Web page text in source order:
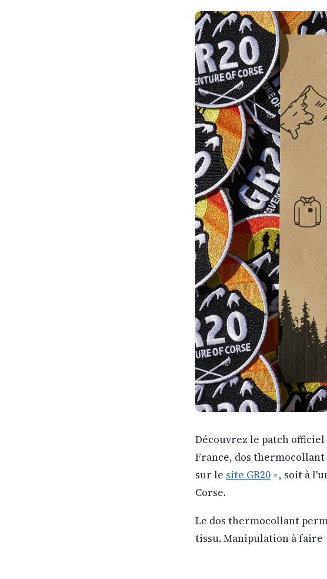
Découvrez le patch officiel
France, dos
sur le site GR20
, soit à
Corse.
Le dos thermocollant
tissu. Manipulation à faire